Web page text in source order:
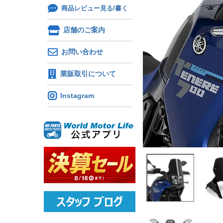
商品レビュー見る/書く
店舗のご案内
お問い合わせ
業販取引について
Instagram